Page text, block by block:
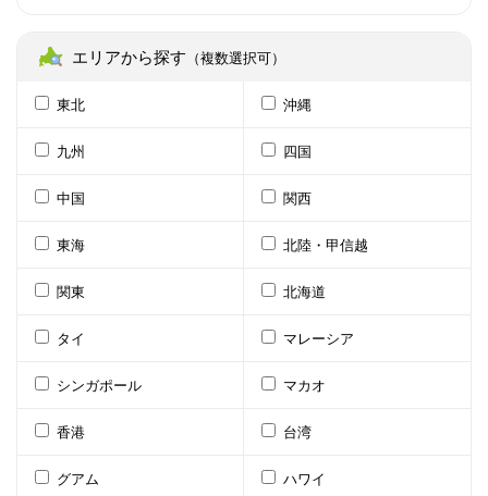
エリアから探す （複数選択可）
東北 沖縄
九州 四国
中国 関西
東海 北陸・甲信越
関東 北海道
タイ マレーシア
シンガポール マカオ
香港 台湾
グアム ハワイ